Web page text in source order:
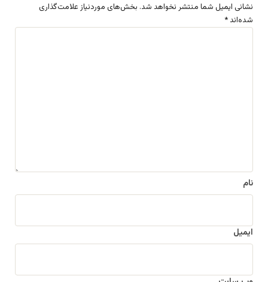
نشانی ایمیل شما منتشر نخواهد شد. بخش‌های موردنیاز علامت‌گذاری
شده‌اند *
نام
ایمیل